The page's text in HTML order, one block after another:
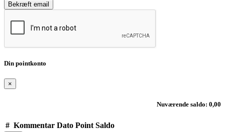
Bekræft email
Din pointkonto
×
Nuværende saldo: 0,00
# Kommentar Dato Point Saldo